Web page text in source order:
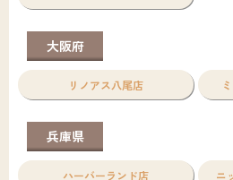
大阪府
リノアス八尾店
兵庫県
ハーバーランド店 ニ